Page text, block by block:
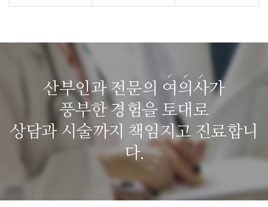
산부인과 전문의 여 의 사가
풍부한 경험을 토대로
상담과 시술까지 책임지고 진료합니
다.